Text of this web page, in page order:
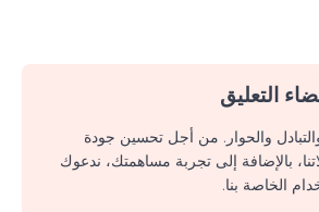
التعليق
والحوار. من أجل تحسين جودة
بالإضافة إلى تجربة مساهمتك، ندعوك
الخاصة بنا.